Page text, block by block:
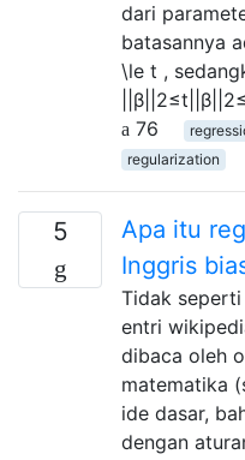
dari
batasannya
\le t ,
76
regularization
5
Apa itu
Inggris
Tidak
entri
dibaca oleh
matematika
ide dasar,
dengan